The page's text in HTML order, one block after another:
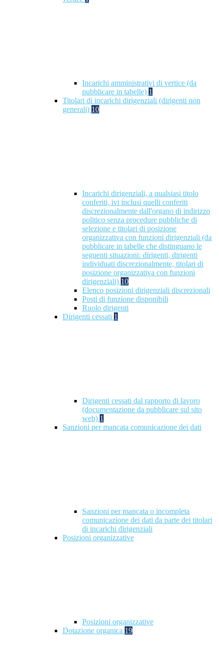
Incarichi amministrativi di vertice (da
pubblicare in tabelle) 1
Titolari di incarichi dirigenziali (dirigenti non
generali) 10
Incarichi dirigenziali, a qualsiasi titolo
conferiti, ivi inclusi quelli conferiti
discrezionalmente dall'organo di indirizzo
politico senza procedure pubbliche di
selezione e titolari di posizione
organizzativa con funzioni dirigenziali (da
pubblicare in tabelle che distinguano le
seguenti situazioni: dirigenti, dirigenti
individuati discrezionalmente, titolari di
posizione organizzativa con funzioni
dirigenziali) 10
Elenco posizioni dirigenziali discrezionali
Posti di funzione disponibili
Ruolo dirigenti
Dirigenti cessati 1
Dirigenti cessati dal rapporto di lavoro
(documentazione da pubblicare sul sito
web) 1
Sanzioni per mancata comunicazione dei dati
Sanzioni per mancata o incompleta
comunicazione dei dati da parte dei titolari
di incarichi dirigenziali
Posizioni organizzative
Posizioni organizzative
Dotazione organica 19